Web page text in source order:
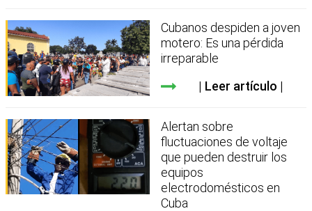
Cubanos despiden a joven
motero: Es una pérdida
irreparable
Leer artículo
Alertan sobre
fluctuaciones de voltaje
que pueden destruir los
equipos
electrodomésticos en
Cuba